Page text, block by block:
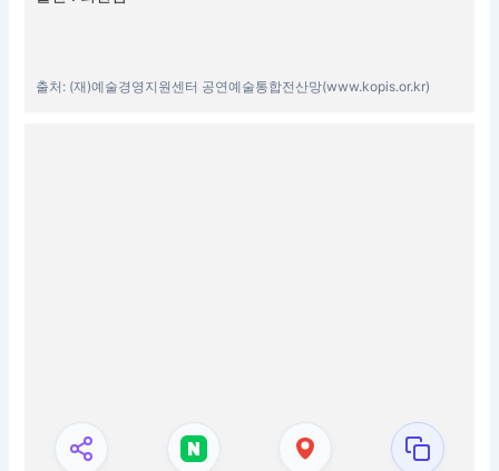
출처: (재)예술경영지원센터 공연예술통합전산망(www.kopis.or.kr)